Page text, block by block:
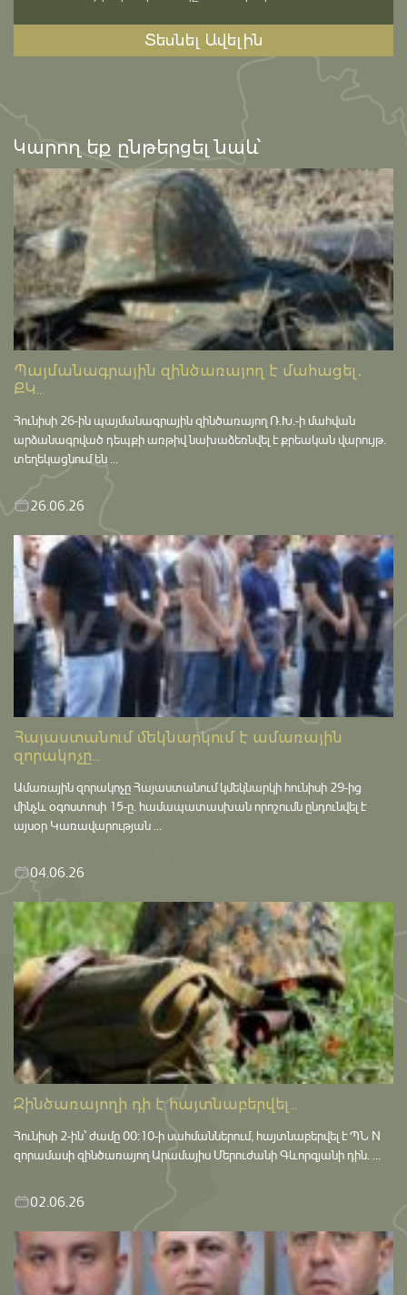
Տեսնել Ավելին
Կարող եք ընթերցել նաև՝
Պայմանագրային զինծառայող է մահացել․
ՔԿ...
Հունիսի 26-ին պայմանագրային զինծառայող Ռ.Խ.-ի մահվան
արձանագրված դեպքի առթիվ նախաձեռնվել է քրեական վարույթ․
տեղեկացնում են ...
26.06.26
Հայաստանում մեկնարկում է ամառային
զորակոչը...
Ամառային զորակոչը Հայաստանում կմեկնարկի հունիսի 29-ից
մինչև օգոստոսի 15-ը․ համապատասխան որոշումն ընդունվել է
այսօր Կառավարության ...
04.06.26
Զինծառայողի դի է հայտնաբերվել...
Հունիսի 2-ին՝ ժամը 00:10-ի սահմաններում, հայտնաբերվել է ՊՆ N
զորամասի զինծառայող Արամայիս Մերուժանի Գևորգյանի դին. ...
02.06.26